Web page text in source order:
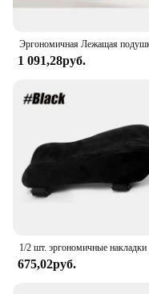
1 091,28руб.
675,02руб.